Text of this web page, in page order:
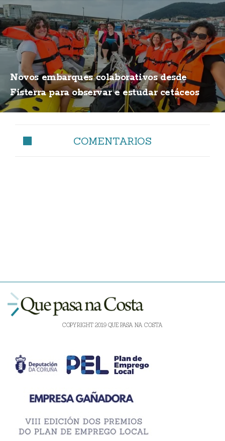
Novos embarques colaborativos desde
Fisterra para observar e estudar cetáceos
COMENTARIOS
COPYRIGHT 2019 QUE PASA NA COSTA